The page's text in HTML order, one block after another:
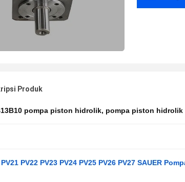
Produk
pompa piston hidrolik, pompa piston hidrolik
PV22 PV23 PV24 PV25 PV26 PV27 SAUER